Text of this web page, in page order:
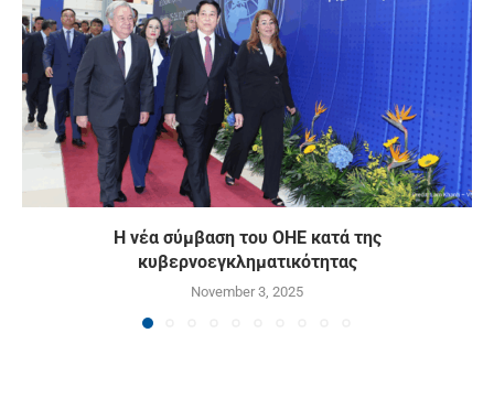
Η νέα σύμβαση του ΟΗΕ κατά της
κυβερνοεγκληματικότητας
November 3, 2025